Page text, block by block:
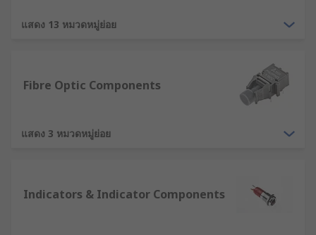
Types of optoelectronics:
Photodetectors- for security systems
แสดง 13 หมวดหมู่ย่อย
Fibre Optic Components
แสดง 3 หมวดหมู่ย่อย
Indicators & Indicator Components